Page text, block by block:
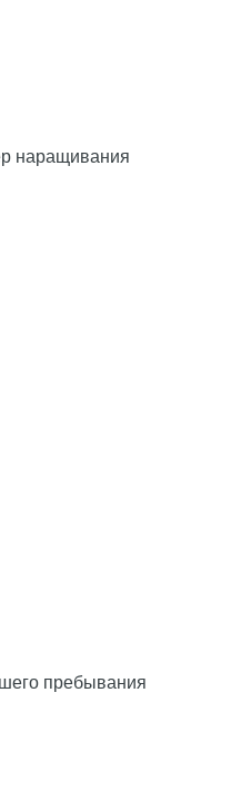
наращивания
пребывания